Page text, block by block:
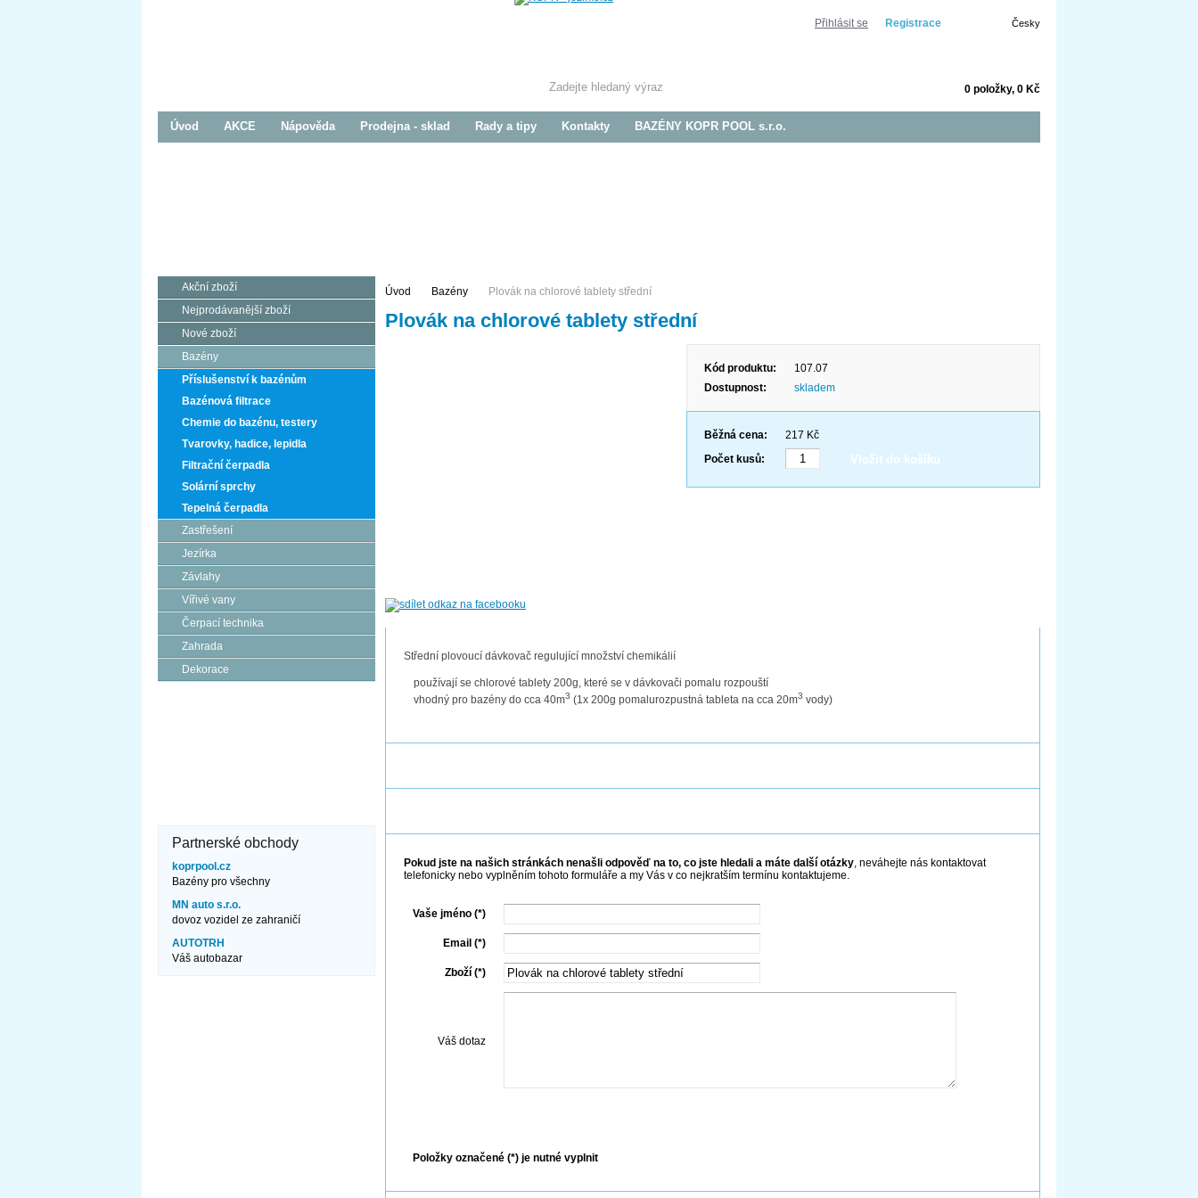
Úvod Bazény Plovák na chlorové tablety střední
Plovák na chlorové tablety střední
Kód produktu:
107.07
Dostupnost:
skladem
Běžná cena:
217 Kč
Počet kusů:
Vložit do košíku
Střední plovoucí dávkovač regulující množství chemikálií
používají se chlorové tablety 200g, které se v dávkovači pomalu rozpouští
vhodný pro bazény do cca 40m3 (1x 200g pomalurozpustná tableta na cca 20m3 vody)
Pokud jste na našich stránkách nenašli odpověď na to, co jste hledali a máte další otázky, neváhejte nás kontaktovat
telefonicky nebo vyplněním tohoto formuláře a my Vás v co nejkratším termínu kontaktujeme.
Vaše jméno (*)
Email (*)
Zboží (*)
Váš dotaz
Položky označené (*) je nutné vyplnit
Akční zboží
Nejprodávanější zboží
Nové zboží
Bazény
Příslušenství k bazénům
Bazénová filtrace
Chemie do bazénu, testery
Tvarovky, hadice, lepidla
Filtrační čerpadla
Solární sprchy
Tepelná čerpadla
Zastřešení
Jezírka
Závlahy
Vířivé vany
Čerpací technika
Zahrada
Dekorace
Partnerské obchody
koprpool.cz
Bazény pro všechny
MN auto s.r.o.
dovoz vozidel ze zahraničí
AUTOTRH
Váš autobazar
0 položky, 0 Kč
Přihlásit se Registrace Česky
Úvod AKCE Nápověda Prodejna - sklad Rady a tipy Kontakty BAZÉNY KOPR POOL s.r.o.